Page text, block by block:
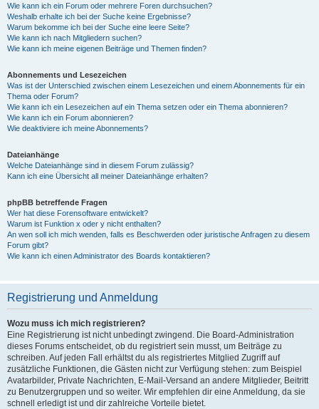
Wie kann ich ein Forum oder mehrere Foren durchsuchen?
Weshalb erhalte ich bei der Suche keine Ergebnisse?
Warum bekomme ich bei der Suche eine leere Seite?
Wie kann ich nach Mitgliedern suchen?
Wie kann ich meine eigenen Beiträge und Themen finden?
Abonnements und Lesezeichen
Was ist der Unterschied zwischen einem Lesezeichen und einem Abonnements für ein
Thema oder Forum?
Wie kann ich ein Lesezeichen auf ein Thema setzen oder ein Thema abonnieren?
Wie kann ich ein Forum abonnieren?
Wie deaktiviere ich meine Abonnements?
Dateianhänge
Welche Dateianhänge sind in diesem Forum zulässig?
Kann ich eine Übersicht all meiner Dateianhänge erhalten?
phpBB betreffende Fragen
Wer hat diese Forensoftware entwickelt?
Warum ist Funktion x oder y nicht enthalten?
An wen soll ich mich wenden, falls es Beschwerden oder juristische Anfragen zu diesem
Forum gibt?
Wie kann ich einen Administrator des Boards kontaktieren?
Registrierung und Anmeldung
Wozu muss ich mich registrieren?
Eine Registrierung ist nicht unbedingt zwingend. Die Board-Administration
dieses Forums entscheidet, ob du registriert sein musst, um Beiträge zu
schreiben. Auf jeden Fall erhältst du als registriertes Mitglied Zugriff auf
zusätzliche Funktionen, die Gästen nicht zur Verfügung stehen: zum Beispiel
Avatarbilder, Private Nachrichten, E-Mail-Versand an andere Mitglieder, Beitritt
zu Benutzergruppen und so weiter. Wir empfehlen dir eine Anmeldung, da sie
schnell erledigt ist und dir zahlreiche Vorteile bietet.